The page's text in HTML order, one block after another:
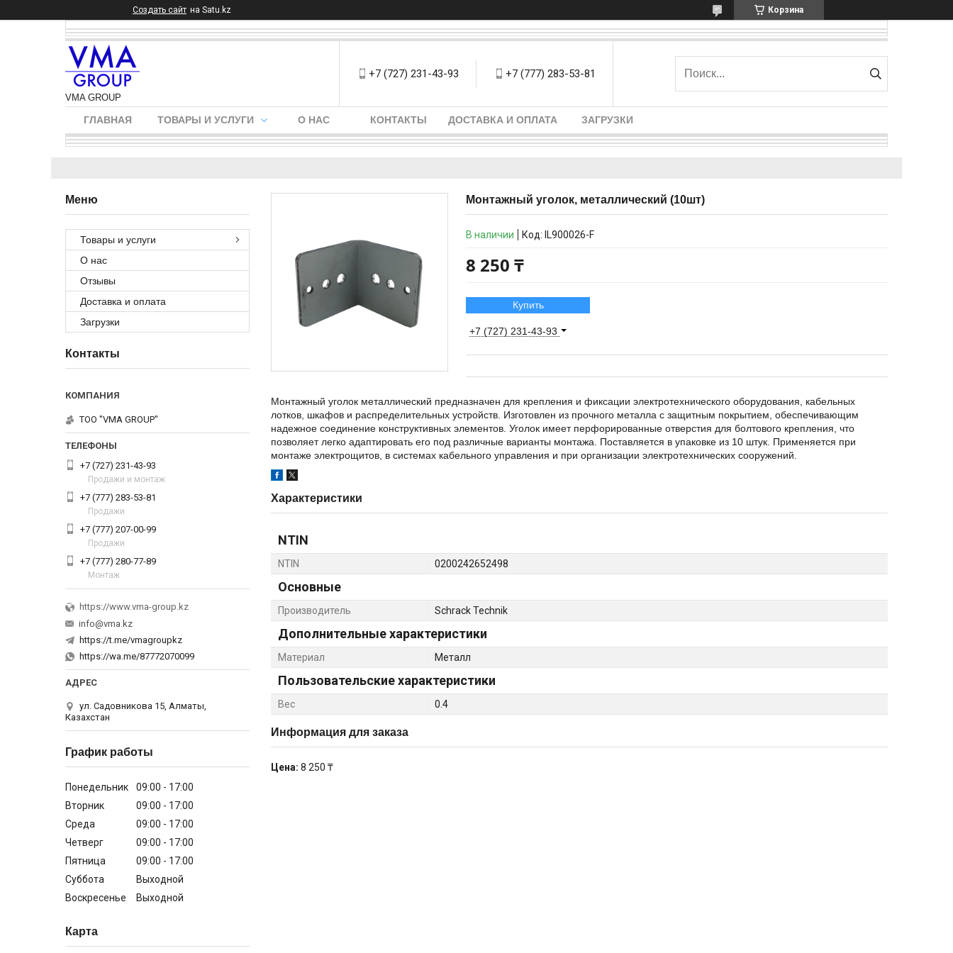
Создать сайт на Satu.kz Корзина
VMA GROUP
+7 (727) 231-43-93 +7 (777) 283-53-81
ГЛАВНАЯ ТОВАРЫ И УСЛУГИ О НАС КОНТАКТЫ ДОСТАВКА И ОПЛАТА ЗАГРУЗКИ
Монтажный уголок, металлический (10шт)
В наличии Код: IL900026-F
8 250 ₸
Купить
+7 (727) 231-43-93
Монтажный уголок металлический предназначен для крепления и фиксации электротехнического оборудования, кабельных
лотков, шкафов и распределительных устройств. Изготовлен из прочного металла с защитным покрытием, обеспечивающим
надежное соединение конструктивных элементов. Уголок имеет перфорированные отверстия для болтового крепления, что
позволяет легко адаптировать его под различные варианты монтажа. Поставляется в упаковке из 10 штук. Применяется при
монтаже электрощитов, в системах кабельного управления и при организации электротехнических сооружений.
Характеристики
NTIN
NTIN 0200242652498
Основные
Производитель Schrack Technik
Дополнительные характеристики
Материал Металл
Пользовательские характеристики
Вес 0.4
Информация для заказа
Цена: 8 250 ₸
Товары и услуги
О нас
Отзывы
Доставка и оплата
Загрузки
Контакты
ТОО "VMA GROUP"
+7 (727) 231-43-93
Продажи и монтаж
+7 (777) 283-53-81
Продажи
+7 (777) 207-00-99
Продажи
+7 (777) 280-77-89
Монтаж
https://www.vma-group.kz
info@vma.kz
https://t.me/vmagroupkz
https://wa.me/87772070099
ул. Садовникова 15, Алматы,
Казахстан
График работы
Понедельник 09:00
17:00
Вторник
09:00
17:00
Среда
09:00
17:00
Четверг
09:00
17:00
Пятница
09:00
17:00
Суббота
Выходной
Воскресенье
Выходной
Карта